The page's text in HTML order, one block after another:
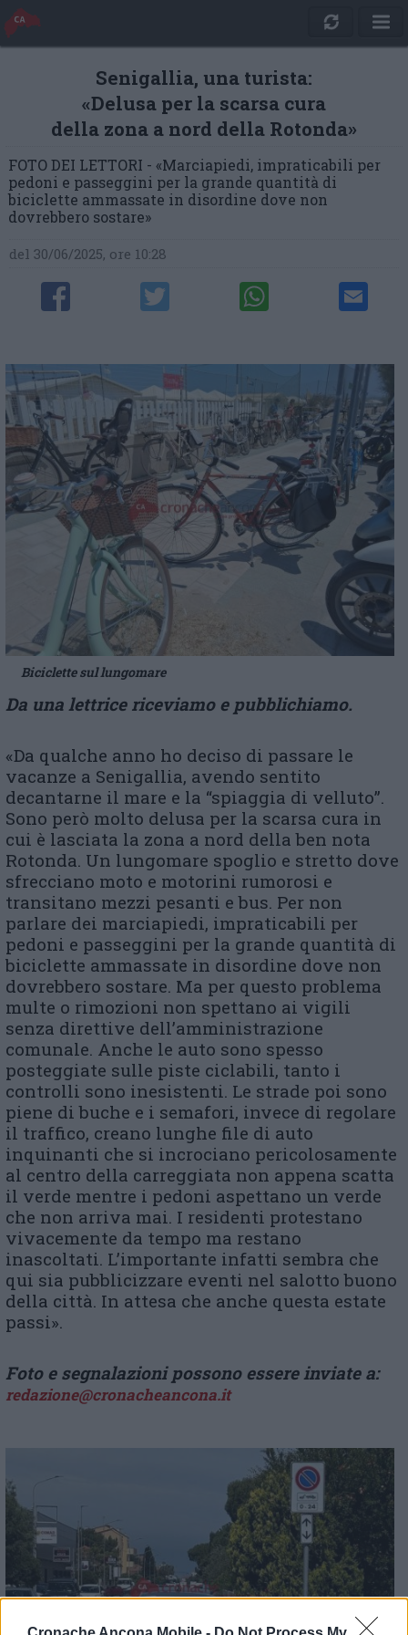
Senigallia, una turista:
«Delusa per la scarsa cura
della zona a nord della Rotonda»
FOTO DEI LETTORI - «Marciapiedi, impraticabili per
pedoni e passeggini per la grande quantità di
biciclette ammassate in disordine dove non
dovrebbero sostare»
del 30/06/2025, ore 10:28
Biciclette sul lungomare
Da una lettrice riceviamo e pubblichiamo.
«Da qualche anno ho deciso di passare le
vacanze a Senigallia, avendo sentito
decantarne il mare e la “spiaggia di velluto”.
Sono però molto delusa per la scarsa cura in
cui è lasciata la zona a nord della ben nota
Rotonda. Un lungomare spoglio e stretto dove
sfrecciano moto e motorini rumorosi e
transitano mezzi pesanti e bus. Per non
parlare dei marciapiedi, impraticabili per
pedoni e passeggini per la grande quantità di
biciclette ammassate in disordine dove non
dovrebbero sostare. Ma per questo problema
multe o rimozioni non spettano ai vigili
senza direttive dell’amministrazione
comunale. Anche le auto sono spesso
posteggiate sulle piste ciclabili, tanto i
controlli sono inesistenti. Le strade poi sono
piene di buche e i semafori, invece di regolare
il traffico, creano lunghe file di auto
inquinanti che si incrociano pericolosamente
al centro della carreggiata non appena scatta
il verde mentre i pedoni aspettano un verde
che non arriva mai. I residenti protestano
vivacemente da tempo ma restano
inascoltati. L’importante infatti sembra che
qui sia pubblicizzare eventi nel salotto buono
della città. In attesa che anche questa estate
passi».
Foto e segnalazioni possono essere inviate a:
redazione@cronacheancona.it